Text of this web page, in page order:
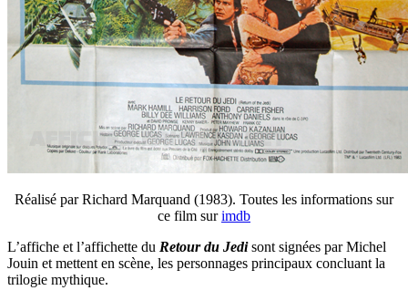
Réalisé par Richard Marquand (1983). Toutes les informations sur
ce film surimdb
L’affiche et l’affichette du Retour du Jedisont signées par Michel
Jouin et mettent en scène, les personnages principaux concluant la
trilogie mythique.